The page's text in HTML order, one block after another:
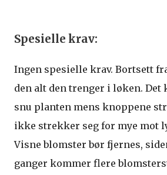
Spesielle krav:
Ingen spesielle krav. Bortsett
den alt den trenger i løken. Det
snu planten mens knoppene
ikke strekker seg for mye mot
Visne blomster bør fjernes,
ganger kommer flere